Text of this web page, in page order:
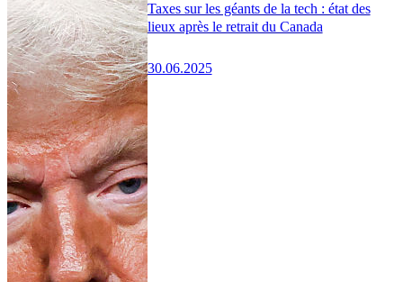
Taxes sur les géants de la tech : état des
lieux après le retrait du Canada
30.06.2025